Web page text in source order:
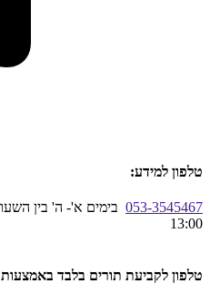
טלפון למידע:
053-3545467
13:00
טלפון לקביעת תורים בלבד באמצעות SMS :